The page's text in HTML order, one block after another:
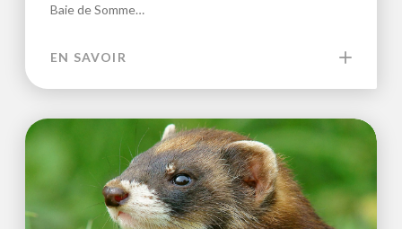
Baie de Somme…
EN SAVOIR